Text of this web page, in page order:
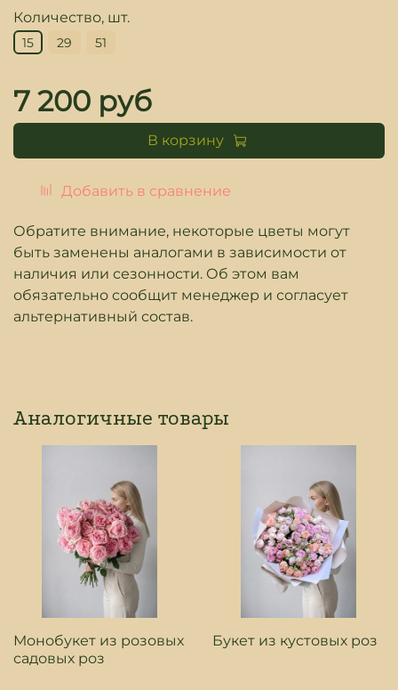
Добавить в сравнение
Количество, шт.
15 29 51
7 200 руб
В корзину
Обратите внимание, некоторые цветы могут
быть заменены аналогами в зависимости от
наличия или сезонности. Об этом вам
обязательно сообщит менеджер и согласует
альтернативный состав.
Аналогичные товары
Монобукет из розовых
садовых роз
Букет из кустовых роз